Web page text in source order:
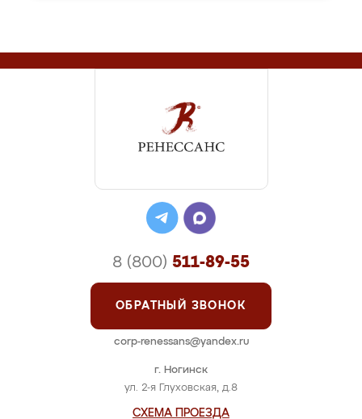
г. Ногинск
ул. 2-я Глуховская, д.8
СХЕМА ПРОЕЗДА
8 (800) 511-89-55
ОБРАТНЫЙ ЗВОНОК
corp-renessans@yandex.ru